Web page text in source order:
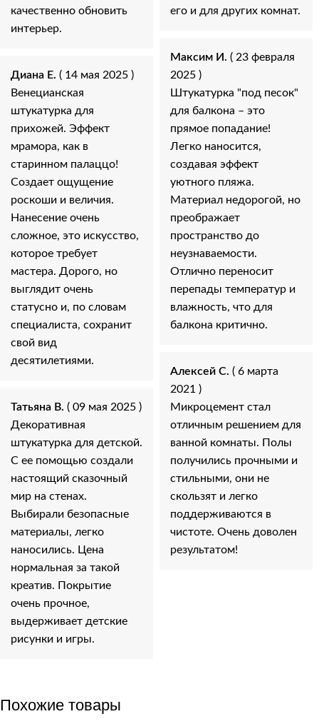
качественно обновить
интерьер.
Диана Е. ( 14 мая 2025 )
Венецианская
штукатурка для
прихожей. Эффект
мрамора, как в
старинном палаццо!
Создает ощущение
роскоши и величия.
Нанесение очень
сложное, это искусство,
которое требует
мастера. Дорого, но
выглядит очень
статусно и, по словам
специалиста, сохранит
свой вид
десятилетиями.
Татьяна В. ( 09 мая 2025 )
Декоративная
штукатурка для детской.
С ее помощью создали
настоящий сказочный
мир на стенах.
Выбирали безопасные
материалы, легко
наносились. Цена
нормальная за такой
креатив. Покрытие
очень прочное,
выдерживает детские
рисунки и игры.
его и для других комнат.
Максим И. ( 23 февраля
2025 )
Штукатурка "под песок"
для балкона – это
прямое попадание!
Легко наносится,
создавая эффект
уютного пляжа.
Материал недорогой, но
преображает
пространство до
неузнаваемости.
Отлично переносит
перепады температур и
влажность, что для
балкона критично.
Алексей С. ( 6 марта
2021 )
Микроцемент стал
отличным решением для
ванной комнаты. Полы
получились прочными и
стильными, они не
скользят и легко
поддерживаются в
чистоте. Очень доволен
результатом!
Похожие товары